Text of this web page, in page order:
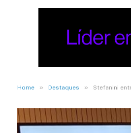
Home » Destaques » Stefanini